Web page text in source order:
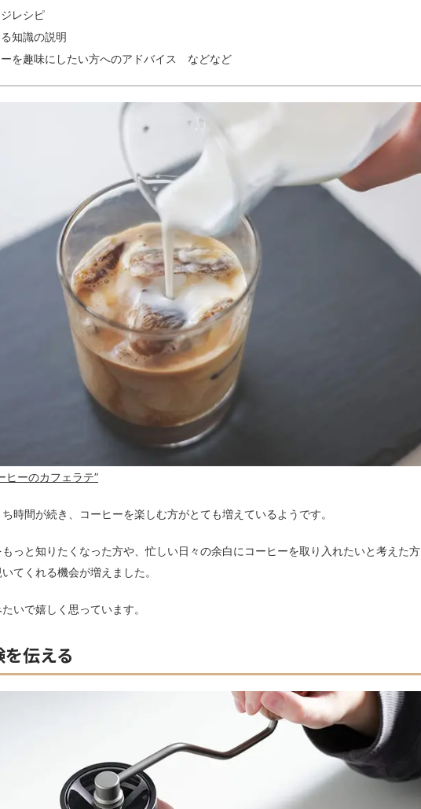
レシピ
知識の説明
ーを趣味にしたい方へのアドバイス などなど
ヒーのカフェラテ”
時間が続き、コーヒーを楽しむ方がとても増えているようです。
っと知りたくなった方や、忙しい日々の余白にコーヒーを取り入れたいと考えた方
てくれる機会が増えました。
いで嬉しく思っています。
伝える